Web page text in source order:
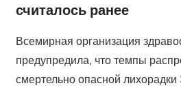
считалось ранее
Всемирная организация
предупредила, что темпы
смертельно опасной лихорадки